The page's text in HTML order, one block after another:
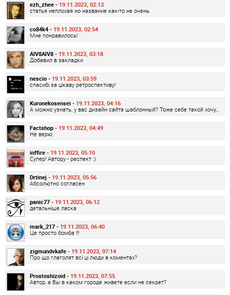
ezh_zhee - 19.11.2023, 02:13
статья неплохая но название как-то не очень
co84k4 - 19.11.2023, 02:54
Мне понравилось!
AlV8AlV8 - 19.11.2023, 03:18
Добавил в закладки
nescio - 19.11.2023, 03:59
спасибі за цікаву ретроспективу!
Kuronekosensei - 19.11.2023, 04:16
А можно узнать, у вас дизайн сайта шаблонный? Тоже себе такой хочу…
Factshop - 19.11.2023, 04:49
Не верю.
inffire - 19.11.2023, 05:10
Супер! Автору - респект :)
Drtinej - 19.11.2023, 05:56
Абсолютно согласен
panic77 - 19.11.2023, 06:12
детальніше ласка
mark_217 - 19.11.2023, 06:40
Це просто бомба !!!
zigmundvkafe - 19.11.2023, 07:14
Про що глаголят всі ці люди в коментах?
Prostoshizoid - 19.11.2023, 07:55
Автор, а Вы в каком городе живете если не секрет?